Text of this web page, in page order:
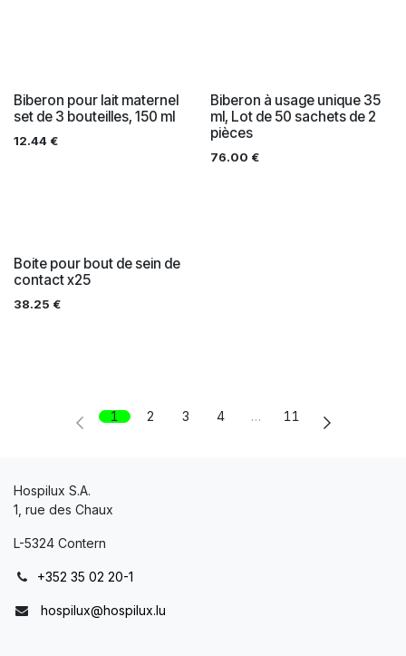
Biberon pour lait maternel
set de 3 bouteilles, 150 ml
12.44 €
Biberon à usage unique 35
ml, Lot de 50 sachets de 2
pièces
76.00 €
Boite pour bout de sein de
contact x25
38.25 €
1 2 3 4 … 11
Hospilux S.A.
1, rue des Chaux
L-5324 Contern
+352 35 02 20-1
hospilux@hospilux.lu